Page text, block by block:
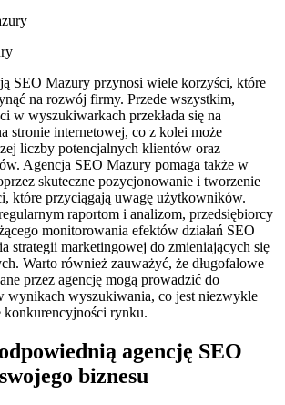
SEO Mazury przynosi wiele korzyści, które
na rozwój firmy. Przede wszystkim,
w wyszukiwarkach przekłada się na
stronie internetowej, co z kolei może
liczby potencjalnych klientów oraz
Agencja SEO Mazury pomaga także w
skuteczne pozycjonowanie i tworzenie
które przyciągają uwagę użytkowników.
raportom i analizom, przedsiębiorcy
monitorowania efektów działań SEO
strategii marketingowej do zmieniających się
Warto również zauważyć, że długofalowe
przez agencję mogą prowadzić do
wynikach wyszukiwania, co jest niezwykle
konkurencyjności rynku.
agencję SEO
biznesu